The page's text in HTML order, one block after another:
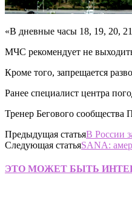
«В дневные часы 18, 19, 20,
МЧС рекомендует не
Кроме того, запрещается
Ранее специалист центра
Тренер Бегового сообщества
Предыдущая статьяВ России
Следующая статьяSANA:
ЭТО МОЖЕТ БЫТЬ